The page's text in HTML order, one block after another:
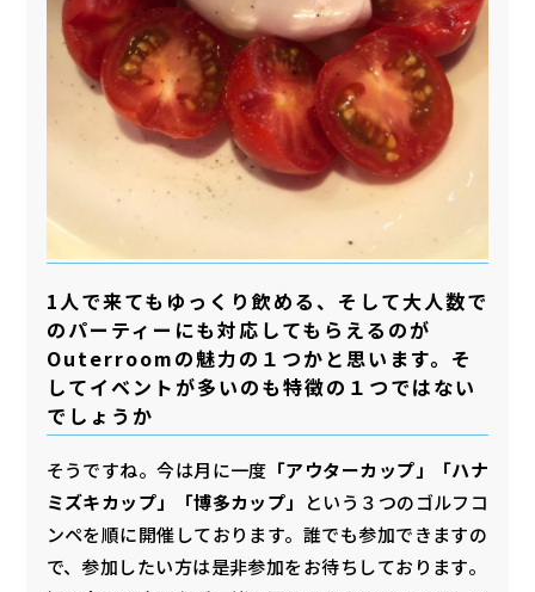
1人で来てもゆっくり飲める、そして大人数で
のパーティーにも対応してもらえるのが
Outerroomの魅力の１つかと思います。そ
してイベントが多いのも特徴の１つではない
でしょうか
そうですね。今は月に一度 「アウターカップ」「ハナ
ミズキカップ」「博多カップ」
という３つのゴルフコ
ンペを順に開催しております。誰でも参加できますの
で、参加したい方は是非参加をお待ちしております。